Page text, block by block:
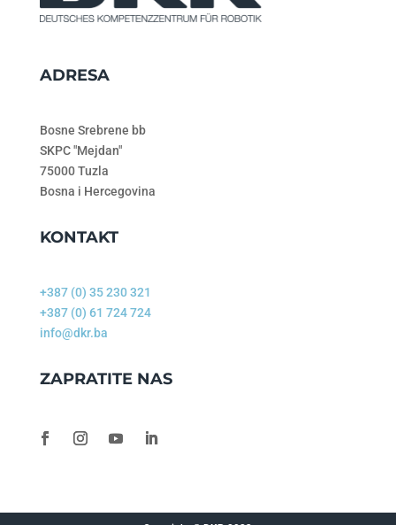
ADRESA
Bosne Srebrene bb
SKPC "Mejdan"
75000 Tuzla
Bosna i Hercegovina
KONTAKT
+387 (0) 35 230 321
+387 (0) 61 724 724
info@dkr.ba
ZAPRATITE NAS